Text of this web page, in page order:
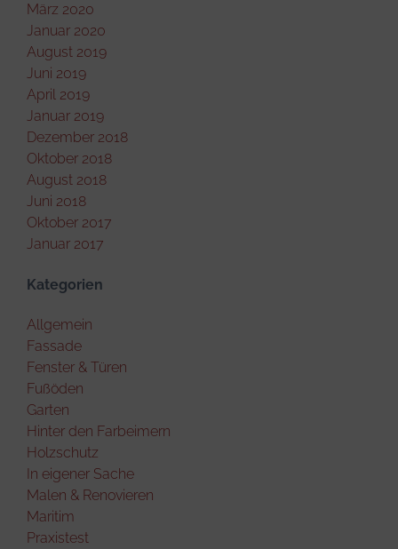
März 2020
Januar 2020
August 2019
Juni 2019
April 2019
Januar 2019
Dezember 2018
Oktober 2018
August 2018
Juni 2018
Oktober 2017
Januar 2017
Kategorien
Allgemein
Fassade
Fenster & Türen
Fußöden
Garten
Hinter den Farbeimern
Holzschutz
In eigener Sache
Malen & Renovieren
Maritim
Praxistest